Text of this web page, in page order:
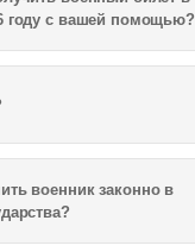
году с вашей помощью?
военник законно в